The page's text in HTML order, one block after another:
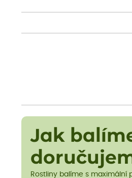
Jak
Rostliny balíme s maximální